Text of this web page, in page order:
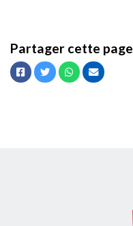
Partager cette page
Facebook
TwitterWhatsappCourriel